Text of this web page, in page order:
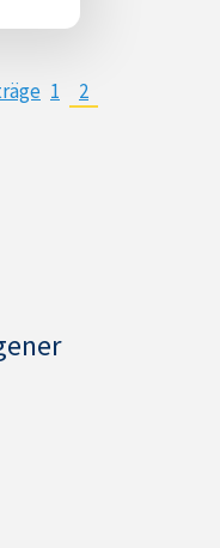
1 2